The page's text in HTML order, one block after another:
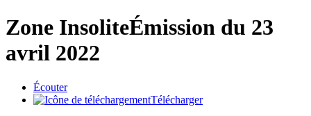
Zone InsoliteÉmission du 23
avril 2022
Écouter
Télécharger